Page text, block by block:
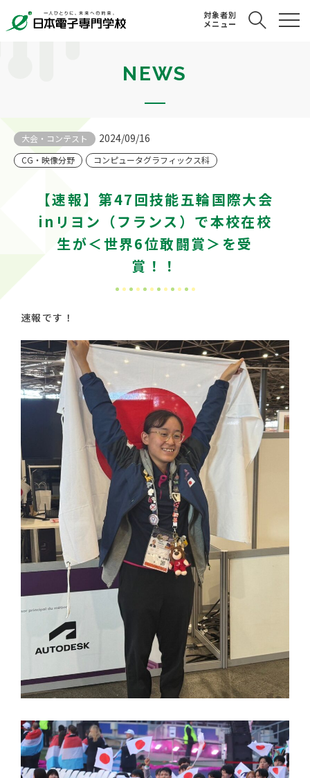
対象者別
メニュー
NEWS
大会・コンテスト 2024/09/16
CG・映像分野 コンピュータグラフィックス科
【速報】第47回技能五輪国際大会
inリヨン（フランス）で本校在校
生が＜世界6位敢闘賞＞を受
賞！！
速報です！